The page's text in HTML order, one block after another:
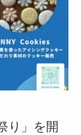
り」を開